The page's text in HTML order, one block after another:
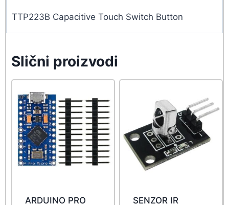
TTP223B Capacitive Touch Switch Button
Slični proizvodi
ARDUINO PRO
SENZOR IR